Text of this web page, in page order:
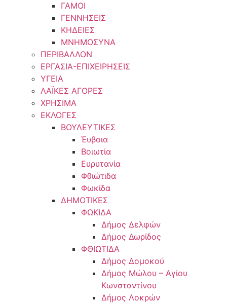
ΓΑΜΟΙ
ΓΕΝΝΗΣΕΙΣ
ΚΗΔΕΙΕΣ
ΜΝΗΜΟΣΥΝΑ
ΠΕΡΙΒΑΛΛΟΝ
ΕΡΓΑΣΙΑ-ΕΠΙΧΕΙΡΗΣΕΙΣ
ΥΓΕΙΑ
ΛΑΪΚΕΣ ΑΓΟΡΕΣ
ΧΡΗΣΙΜΑ
ΕΚΛΟΓΕΣ
ΒΟΥΛΕΥΤΙΚΕΣ
Έυβοια
Βοιωτία
Ευρυτανία
Φθιώτιδα
Φωκίδα
ΔΗΜΟΤΙΚΕΣ
ΦΩΚΙΔΑ
Δήμος Δελφών
Δήμος Δωρίδος
ΦΘΙΩΤΙΔΑ
Δήμος Δομοκού
Δήμος Μώλου – Αγίου
Κωνσταντίνου
Δήμος Λοκρών